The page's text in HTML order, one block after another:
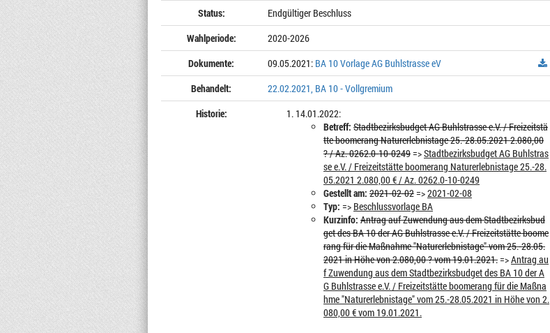
Status:
Endgültiger Beschluss
Wahlperiode:
2020-2026
Dokumente:
09.05.2021: BA 10 Vorlage AG Buhlstrasse eV
Behandelt:
22.02.2021, BA 10 - Vollgremium
Historie:
14.01.2022:
Betreff: Stadtbezirksbudget AG Buhlstrasse e.V. / Freizeitstä
tte boomerang Naturerlebnistage 25.-28.05.2021 2.080,00
? / Az. 0262.0-10-0249=>Stadtbezirksbudget AG Buhlstras
se e.V. / Freizeitstätte boomerang Naturerlebnistage 25.-28.
05.2021 2.080,00 € / Az. 0262.0-10-0249
Gestellt am: 2021-02-02=>2021-02-08
Typ: => Beschlussvorlage BA
Kurzinfo: Antrag auf Zuwendung aus dem Stadtbezirksbud
get des BA 10 der AG Buhlstrasse e.V. / Freizeitstätte boome
rang für die Maßnahme "Naturerlebnistage" vom 25.-28.05.
2021 in Höhe von 2.080,00 ? vom 19.01.2021.=>Antrag au
f Zuwendung aus dem Stadtbezirksbudget des BA 10 der A
G Buhlstrasse e.V. / Freizeitstätte boomerang für die Maßna
hme "Naturerlebnistage" vom 25.-28.05.2021 in Höhe von 2.
080,00 € vom 19.01.2021.